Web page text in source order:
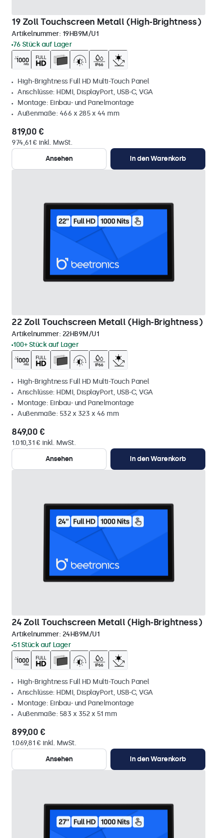
19 Zoll Touchscreen Metall (High-Brightness)
Artikelnummer: 19HB9M/U1
76 Stück auf Lager
High-Brightness Full HD Multi-Touch Panel
Anschlüsse: HDMI, DisplayPort, USB-C, VGA
Montage: Einbau- und Panelmontage
Außenmaße: 466 x 285 x 44 mm
819,00 €
974,61 € inkl. MwSt.
Ansehen
In den Warenkorb
22 Zoll Touchscreen Metall (High-Brightness)
Artikelnummer: 22HB9M/U1
100+ Stück auf Lager
High-Brightness Full HD Multi-Touch Panel
Anschlüsse: HDMI, DisplayPort, USB-C, VGA
Montage: Einbau- und Panelmontage
Außenmaße: 532 x 323 x 46 mm
849,00 €
1.010,31 € inkl. MwSt.
Ansehen
In den Warenkorb
24 Zoll Touchscreen Metall (High-Brightness)
Artikelnummer: 24HB9M/U1
51 Stück auf Lager
High-Brightness Full HD Multi-Touch Panel
Anschlüsse: HDMI, DisplayPort, USB-C, VGA
Montage: Einbau- und Panelmontage
Außenmaße: 583 x 352 x 51 mm
899,00 €
1.069,81 € inkl. MwSt.
Ansehen
In den Warenkorb